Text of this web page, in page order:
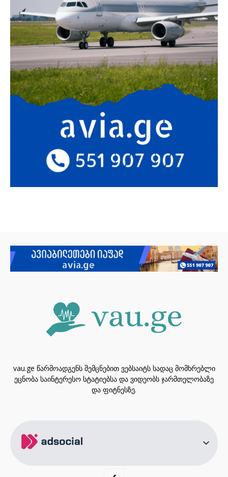
vau.ge წარმოადგენს შემცნებით ვებსაიტს სადაც მომხრებლი
ეცნობა საინტერესო სტატიებსა და ვიდეობს ჯარმთელობაზე
და ფიტნესზე.